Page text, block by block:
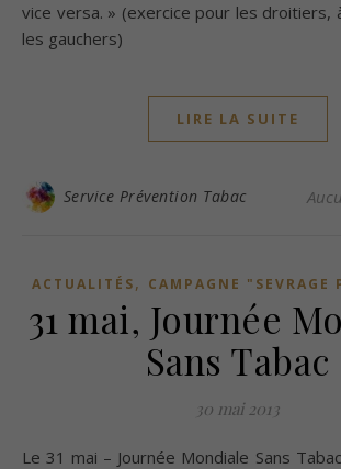
vice versa. » (exercice pour les droitiers,
les gauchers)
LIRE LA SUITE
Service Prévention Tabac
ACTUALITÉS, CAMPAGNE "SEVRAGE
31 mai, Journée
Sans Tabac
30 mai 2013
Le 31 mai – Journée Mondiale Sans Tabac – approche à